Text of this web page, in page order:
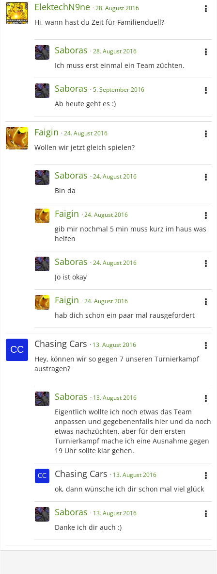
ElektechN9ne 28. August 2016
Hi, wann hast du Zeit für Familienduell?
Saboras 28. August 2016
Ich muss erst einmal ein Team züchten.
Saboras 5. September 2016
Ab heute geht es :)
Faigin 24. August 2016
Wollen wir jetzt gleich spielen?
Saboras 24. August 2016
Bin da
Faigin 24. August 2016
gib mir nochmal 5 min muss kurz im haus was
helfen
Saboras 24. August 2016
Jo ist okay
Faigin 24. August 2016
hab dich schon ein paar mal rausgefordert
Chasing Cars 13. August 2016
Hey, können wir so gegen 7 unseren Turnierkampf
austragen?
Saboras 13. August 2016
Eigentlich wollte ich noch etwas das Team
anpassen und gegebenenfalls hier und da noch
etwas nachzüchten, aber für den ersten
Turnierkampf mache ich eine Ausnahme gegen
19 Uhr sollte klar gehen.
Chasing Cars 13. August 2016
ok, dann wünsche ich dir schon mal viel glück
Saboras 13. August 2016
Danke ich dir auch :)